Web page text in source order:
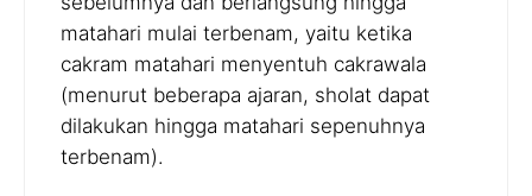
matahari mulai terbenam, yaitu ketika
cakram matahari menyentuh cakrawala
(menurut beberapa ajaran, sholat dapat
dilakukan hingga matahari sepenuhnya
terbenam).